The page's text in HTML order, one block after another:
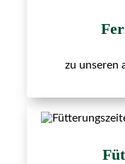
zu unseren